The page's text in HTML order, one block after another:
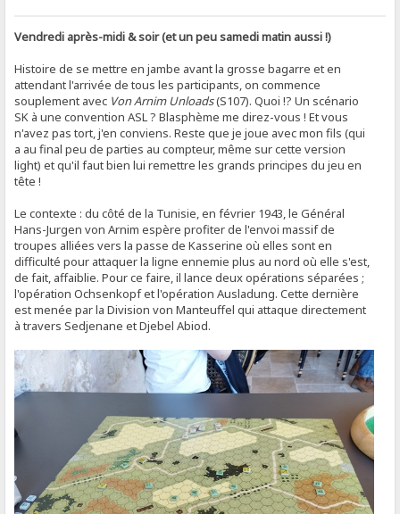
Vendredi après-midi & soir (et un peu samedi matin aussi !)
Histoire de se mettre en jambe avant la grosse bagarre et en
attendant l'arrivée de tous les participants, on commence
souplement avec Von Arnim Unloads(S107). Quoi !? Un scénario
SK à une convention ASL ? Blasphème me direz-vous ! Et vous
n'avez pas tort, j'en conviens. Reste que je joue avec mon fils (qui
a au final peu de parties au compteur, même sur cette version
light) et qu'il faut bien lui remettre les grands principes du jeu en
tête !
Le contexte : du côté de la Tunisie, en février 1943, le Général
Hans-Jurgen von Arnim espère profiter de l'envoi massif de
troupes alliées vers la passe de Kasserine où elles sont en
difficulté pour attaquer la ligne ennemie plus au nord où elle s'est,
de fait, affaiblie. Pour ce faire, il lance deux opérations séparées ;
l'opération Ochsenkopf et l'opération Ausladung. Cette dernière
est menée par la Division von Manteuffel qui attaque directement
à travers Sedjenane et Djebel Abiod.